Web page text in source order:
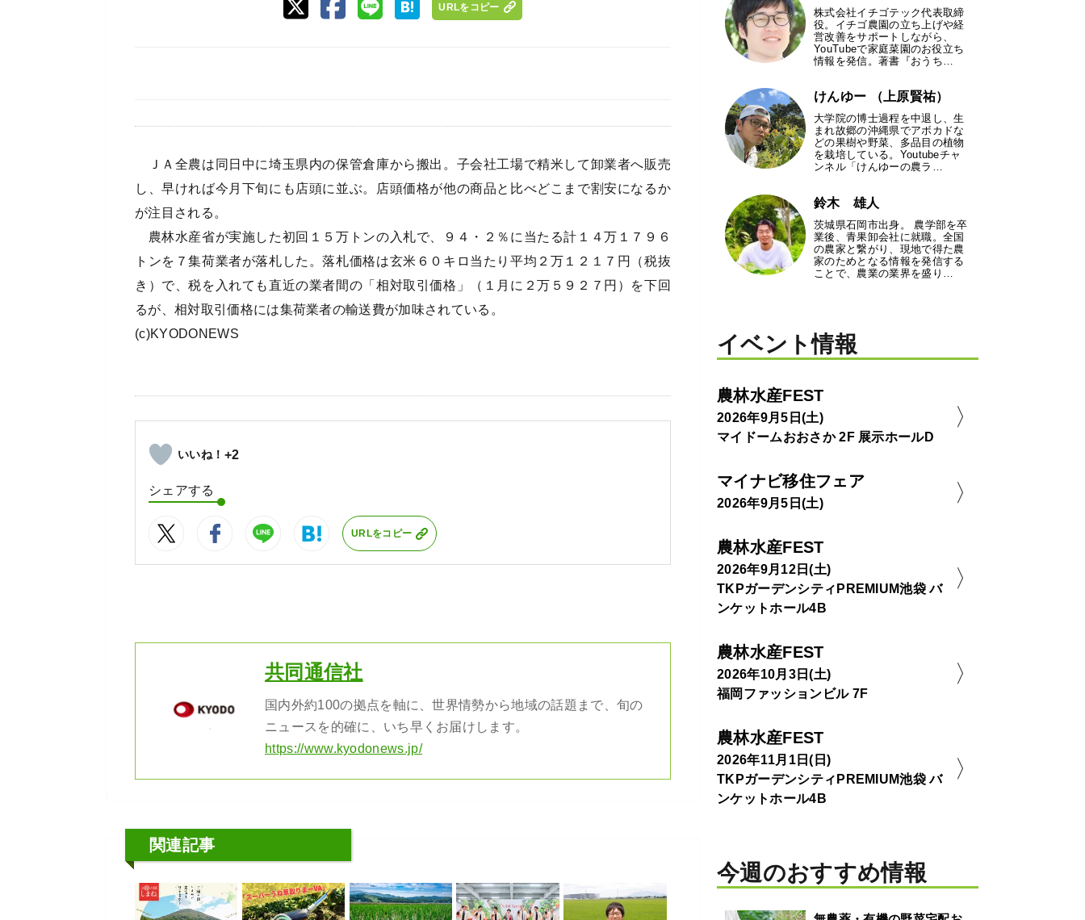
URLをコピー
ＪＡ全農は同日中に埼玉県内の保管倉庫から搬出。子会社工場で精米して卸業者へ販売
し、早ければ今月下旬にも店頭に並ぶ。店頭価格が他の商品と比べどこまで割安になるか
が注目される。
農林水産省が実施した初回１５万トンの入札で、９４・２％に当たる計１４万１７９６
トンを７集荷業者が落札した。落札価格は玄米６０キロ当たり平均２万１２１７円（税抜
き）で、税を入れても直近の業者間の「相対取引価格」（１月に２万５９２７円）を下回
るが、相対取引価格には集荷業者の輸送費が加味されている。
(c)KYODONEWS
+2
シェアする
URLをコピー
共同通信社
国内外約100の拠点を軸に、世界情勢から地域の話題まで、旬の
ニュースを的確に、いち早くお届けします。
https://www.kyodonews.jp/
関連記事
株式会社イチゴテック代表取締
役。イチゴ農園の立ち上げや経
営改善をサポートしながら、
YouTubeで家庭菜園のお役立ち
情報を発信。著書『おうち…
けんゆー （上原賢祐）
大学院の博士過程を中退し、生
まれ故郷の沖縄県でアボカドな
どの果樹や野菜、多品目の植物
を栽培している。Youtubeチャ
ンネル「けんゆーの農ラ…
鈴木 雄人
茨城県石岡市出身。 農学部を卒
業後、青果卸会社に就職。全国
の農家と繋がり、現地で得た農
家のためとなる情報を発信する
ことで、農業の業界を盛り…
イベント情報
農林水産FEST
2026年9月5日(土)
マイドームおおさか 2F 展示ホールD
マイナビ移住フェア
2026年9月5日(土)
農林水産FEST
2026年9月12日(土)
TKPガーデンシティPREMIUM池袋 バ
ンケットホール4B
農林水産FEST
2026年10月3日(土)
福岡ファッションビル 7F
農林水産FEST
2026年11月1日(日)
TKPガーデンシティPREMIUM池袋 バ
ンケットホール4B
今週のおすすめ情報